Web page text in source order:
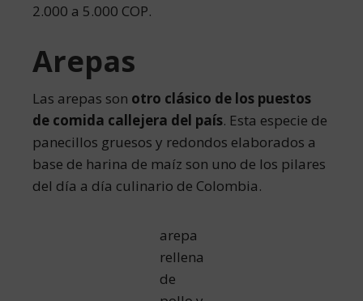
2.000 a 5.000 COP.
Arepas
Las arepas son otro clásico de los puestos
de comida callejera del país. Esta especie de
panecillos gruesos y redondos elaborados a
base de harina de maíz son uno de los pilares
del día a día culinario de Colombia.
arepa
rellena
de